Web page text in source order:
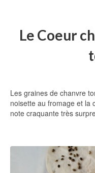
Le Coeur
Les graines de chanvre
noisette au fromage et la
note craquante très